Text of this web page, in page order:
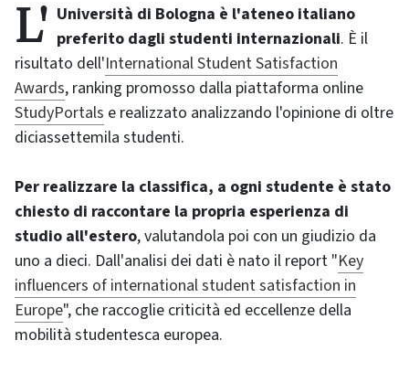
L'Università di Bologna è l'ateneo italiano preferito dagli studenti internazionali. È il
risultato dell'International Student Satisfaction
Awards, ranking promosso dalla piattaforma online
StudyPortals e realizzato analizzando l'opinione di oltre
diciassettemila studenti.
Per realizzare la classifica, a ogni studente è stato
chiesto di raccontare la propria esperienza di
studio all'estero, valutandola poi con un giudizio da
uno a dieci. Dall'analisi dei dati è nato il report "Key
influencers of international student satisfaction in
Europe", che raccoglie criticità ed eccellenze della
mobilità studentesca europea.